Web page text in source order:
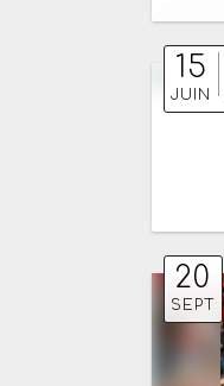
15
JUIN
20
SEPT